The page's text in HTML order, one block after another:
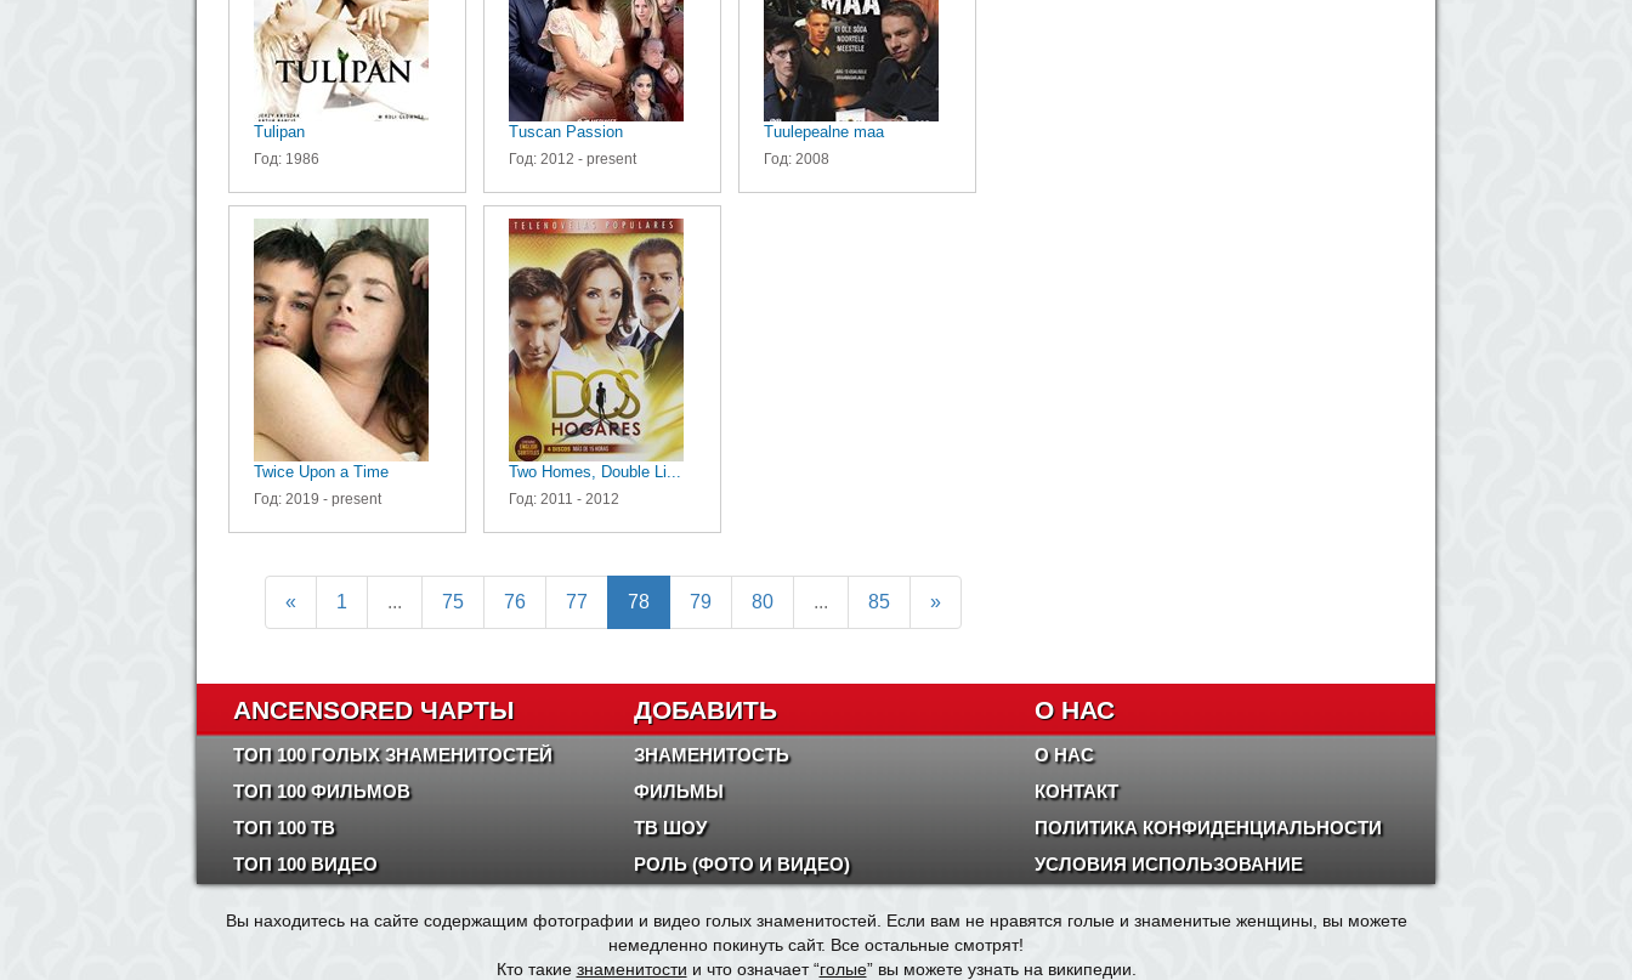
Tulipan
Год: 1986
Tuscan Passion
Год: 2012 - present
Tuulepealne maa
Год: 2008
Twice Upon a Time
Год: 2019 - present
Two Homes, Double Li...
Год: 2011 - 2012
« 1 ... 75 76 77 78 79 80 ... 85 »
ANCENSORED ЧАРТЫ
ТОП 100 ГОЛЫХ ЗНАМЕНИТОСТЕЙ
ТОП 100 ФИЛЬМОВ
ТОП 100 ТВ
ТОП 100 ВИДЕО
ДОБАВИТЬ
ЗНАМЕНИТОСТЬ
ФИЛЬМЫ
ТВ ШОУ
РОЛЬ (ФОТО И ВИДЕО)
О НАС
О НАС
КОНТАКТ
ПОЛИТИКА КОНФИДЕНЦИАЛЬНОСТИ
УСЛОВИЯ ИСПОЛЬЗОВАНИЕ
Вы находитесь на сайте содержащим фотографии и видео голых знаменитостей. Если вам не нравятся голые и знаменитые женщины, вы можете
немедленно покинуть сайт. Все остальные смотрят!
Кто такие знаменитости и что означает “голые” вы можете узнать на википедии.